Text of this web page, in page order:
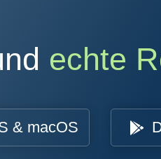
echte
& macOS